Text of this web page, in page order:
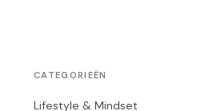
CATEGORIEËN
Lifestyle & Mindset